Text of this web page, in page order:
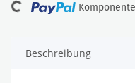
Loading...
Beschreibung